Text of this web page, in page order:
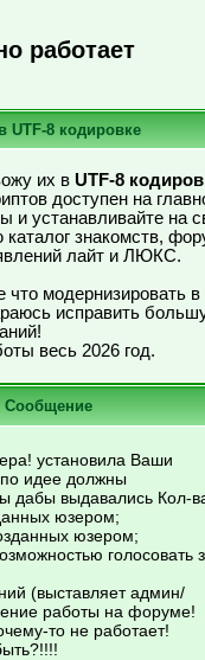
работает
UTF-8 кодировке
их в UTF-8
доступен на
и устанавливайте на
знакомств,
лайт и ЛЮКС.
модернизировать в
исправить
весь 2026 год.
Сообщение
установила Ваши
идее должны
дабы выдавались Кол-
юзером;
юзером;
голосовать
(выставляет админ/
работы на форуме!
то не работает!